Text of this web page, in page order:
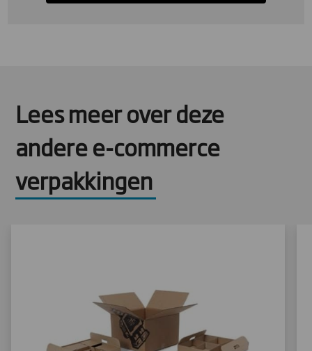
Lees meer over deze
andere e-commerce
verpakkingen